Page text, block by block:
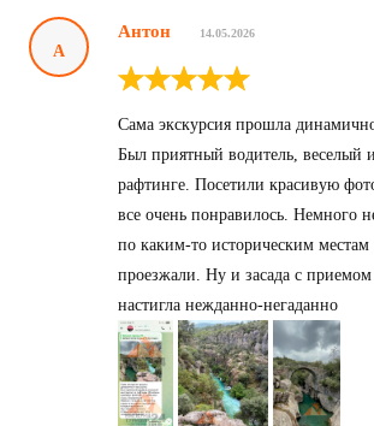
А
Антон 14.05.2026
Сама экскурсия прошла
Был приятный водитель, веселый
рафтинге. Посетили красивую
все очень понравилось. Немного
по каким-то историческим местам
проезжали. Ну и засада с приемом
настигла нежданно-негаданно